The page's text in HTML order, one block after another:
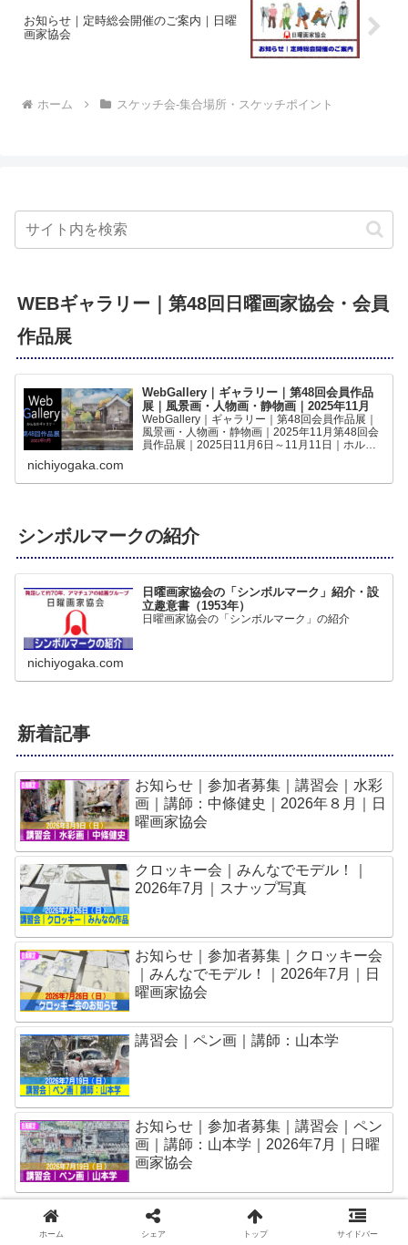
お知らせ｜定時総会開催のご案内｜日曜
画家協会
ホーム スケッチ会-集合場所・スケッチポイント
WEBギャラリー｜第48回日曜画家協会・会員
作品展
WebGallery｜ギャラリー｜第48回会員作品
展｜風景画・人物画・静物画｜2025年11月
WebGallery｜ギャラリー｜第48回会員作品展｜
風景画・人物画・静物画｜2025年11月第48回会
員作品展｜2025日11月6日～11月11日｜ホルベ
nichiyogaka.com
シンボルマークの紹介
日曜画家協会の「シンボルマーク」紹介・設
立趣意書（1953年）
日曜画家協会の「シンボルマーク」の紹介
nichiyogaka.com
新着記事
お知らせ｜参加者募集｜講習会｜水彩
画｜講師：中條健史｜2026年８月｜日
曜画家協会
クロッキー会｜みんなでモデル！｜
2026年7月｜スナップ写真
お知らせ｜参加者募集｜クロッキー会
｜みんなでモデル！｜2026年7月｜日
曜画家協会
講習会｜ペン画｜講師：山本学
お知らせ｜参加者募集｜講習会｜ペン
画｜講師：山本学｜2026年7月｜日曜
画家協会
ホーム シェア トップ サイドバー